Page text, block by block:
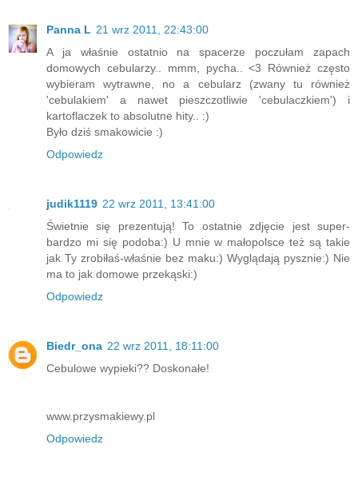
Panna L 21 wrz 2011, 22:43:00
A ja właśnie ostatnio na spacerze poczułam zapach
domowych cebularzy.. mmm, pycha.. <3 Również często
wybieram wytrawne, no a cebularz (zwany tu również
'cebulakiem' a nawet pieszczotliwie 'cebulaczkiem') i
kartoflaczek to absolutne hity.. :)
Było dziś smakowicie :)
Odpowiedz
judik1119 22 wrz 2011, 13:41:00
Świetnie się prezentują! To ostatnie zdjęcie jest super-
bardzo mi się podoba:) U mnie w małopolsce też są takie
jak Ty zrobiłaś-właśnie bez maku:) Wyglądają pysznie:) Nie
ma to jak domowe przekąski:)
Odpowiedz
Biedr_ona 22 wrz 2011, 18:11:00
Cebulowe wypieki?? Doskonałe!
www.przysmakiewy.pl
Odpowiedz